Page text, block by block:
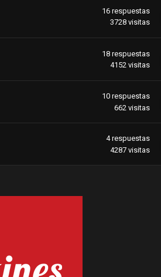
16 respuestas
3728 visitas
18 respuestas
4152 visitas
10 respuestas
662 visitas
4 respuestas
4287 visitas